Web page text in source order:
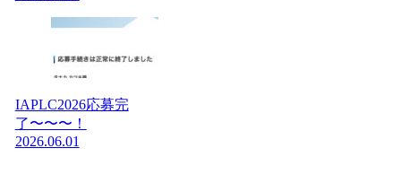
IAPLC2026応募完
了〜〜〜！
2026.06.01